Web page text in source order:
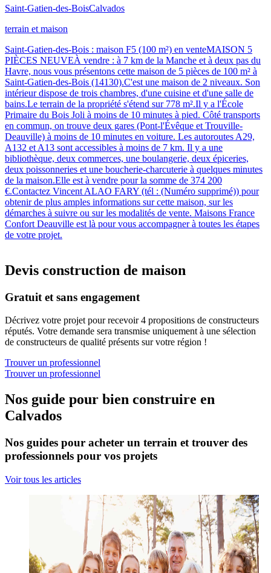
Saint-Gatien-des-BoisCalvados
terrain et maison
Saint-Gatien-des-Bois : maison F5 (100 m²) en venteMAISON 5
PIÈCES NEUVEÀ vendre : à 7 km de la Manche et à deux pas du
Havre, nous vous présentons cette maison de 5 pièces de 100 m² à
Saint-Gatien-des-Bois (14130).C'est une maison de 2 niveaux. Son
intérieur dispose de trois chambres, d'une cuisine et d'une salle de
bains.Le terrain de la propriété s'étend sur 778 m².Il y a l'École
Primaire du Bois Joli à moins de 10 minutes à pied. Côté transports
en commun, on trouve deux gares (Pont-l'Évêque et Trouville-
Deauville) à moins de 10 minutes en voiture. Les autoroutes A29,
A132 et A13 sont accessibles à moins de 7 km. Il y a une
bibliothèque, deux commerces, une boulangerie, deux épiceries,
deux poissonneries et une boucherie-charcuterie à quelques minutes
de la maison.Elle est à vendre pour la somme de 374 200
€.Contactez Vincent ALAO FARY (tél : (Numéro supprimé)) pour
obtenir de plus amples informations sur cette maison, sur les
démarches à suivre ou sur les modalités de vente. Maisons France
Confort Deauville est là pour vous accompagner à toutes les étapes
de votre projet.
Devis construction de maison
Gratuit et sans engagement
Décrivez votre projet pour recevoir 4 propositions de constructeurs
réputés. Votre demande sera transmise uniquement à une sélection
de constructeurs de qualité présents sur votre région !
Trouver un professionnel
Trouver un professionnel
Nos guide pour bien construire en
Calvados
Nos guides pour acheter un terrain et trouver des
professionnels pour vos projets
Voir tous les articles